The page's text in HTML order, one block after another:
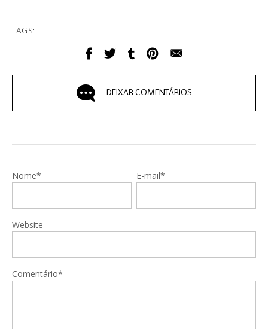
TAGS:
DEIXAR COMENTÁRIOS
Nome* E-mail*
Website
Comentário*